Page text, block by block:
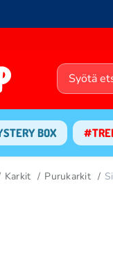
BOX
Karkit Purukarkit